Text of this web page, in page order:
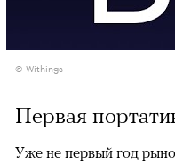
© Withings
Первая
Уже не первый год